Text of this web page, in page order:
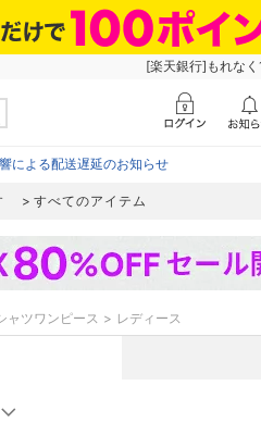
[楽天銀行]もれな
による配送遅延のお知らせ
すべてのアイテム
ャツワンピース レディース